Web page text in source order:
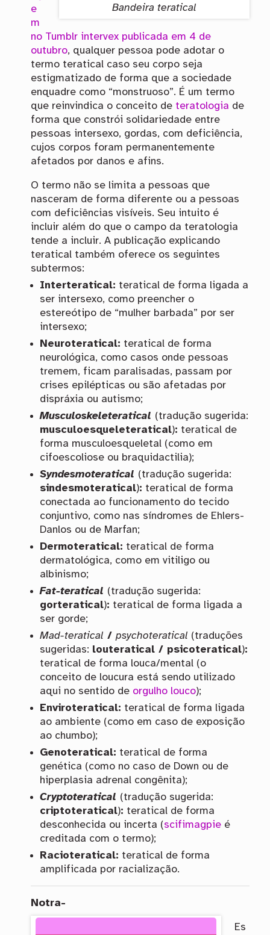
Bandeira teratical
e
m
no Tumblr intervex publicada em 4 de
outubro, qualquer pessoa pode adotar o
termo teratical caso seu corpo seja
estigmatizado de forma que a sociedade
enquadre como “monstruoso”. É um termo
que reinvindica o conceito de teratologia de
forma que constrói solidariedade entre
pessoas intersexo, gordas, com deficiência,
cujos corpos foram permanentemente
afetados por danos e afins.
O termo não se limita a pessoas que
nasceram de forma diferente ou a pessoas
com deficiências visíveis. Seu intuito é
incluir além do que o campo da teratologia
tende a incluir. A publicação explicando
teratical também oferece os seguintes
subtermos:
Interteratical: teratical de forma ligada a
ser intersexo, como preencher o
estereótipo de “mulher barbada” por ser
intersexo;
Neuroteratical: teratical de forma
neurológica, como casos onde pessoas
tremem, ficam paralisadas, passam por
crises epilépticas ou são afetadas por
dispráxia ou autismo;
Musculoskeleteratical (tradução sugerida:
musculoesqueleteratical): teratical de
forma musculoesqueletal (como em
cifoescoliose ou braquidactilia);
Syndesmoteratical (tradução sugerida:
sindesmoteratical): teratical de forma
conectada ao funcionamento do tecido
conjuntivo, como nas síndromes de Ehlers-
Danlos ou de Marfan;
Dermoteratical: teratical de forma
dermatológica, como em vitiligo ou
albinismo;
Fat-teratical (tradução sugerida:
gorteratical): teratical de forma ligada a
ser gorde;
Mad-teratical / psychoteratical (traduções
sugeridas: louteratical / psicoteratical):
teratical de forma louca/mental (o
conceito de loucura está sendo utilizado
aqui no sentido de orgulho louco);
Enviroteratical: teratical de forma ligada
ao ambiente (como em caso de exposição
ao chumbo);
Genoteratical: teratical de forma
genética (como no caso de Down ou de
hiperplasia adrenal congênita);
Cryptoteratical (tradução sugerida:
criptoteratical): teratical de forma
desconhecida ou incerta (scifimagpieé
creditada com o termo);
Racioteratical: teratical de forma
amplificada por racialização.
Notra-
Es